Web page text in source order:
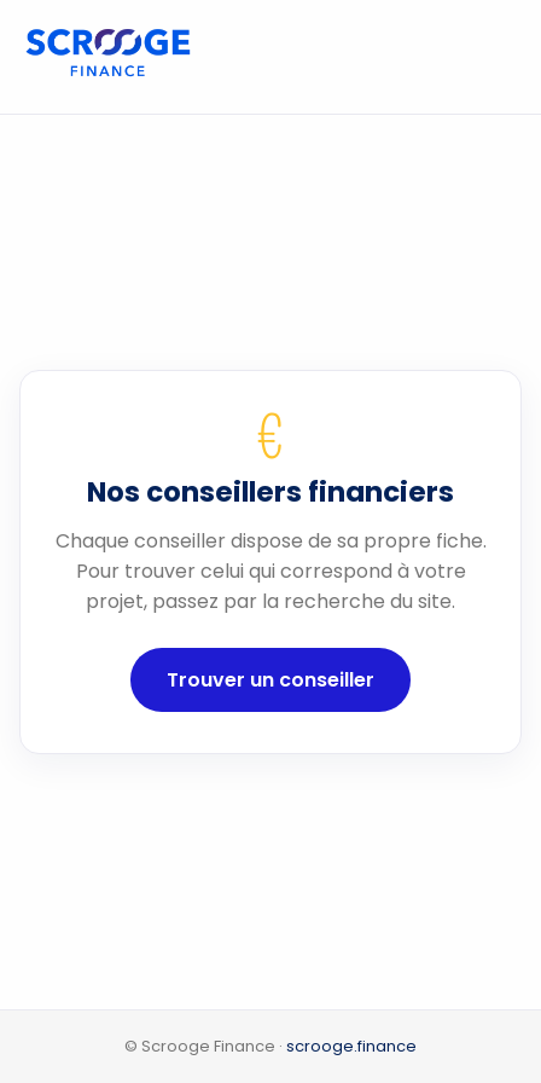
€
Nos conseillers financiers
Chaque conseiller dispose de sa propre fiche.
Pour trouver celui qui correspond à votre
projet, passez par la recherche du site.
Trouver un conseiller
© Scrooge Finance · scrooge.finance